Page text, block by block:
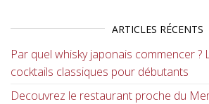
ARTICLES RÉCENTS
Par quel whisky japonais commencer ?
cocktails classiques pour débutants
Decouvrez le restaurant proche du